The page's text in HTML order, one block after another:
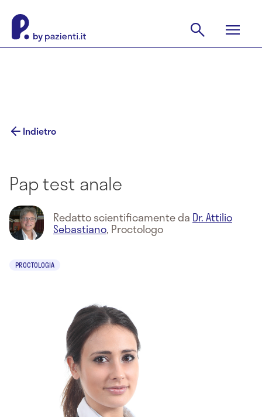
Indietro
Pap test anale
Redatto scientificamente da Dr. Attilio
Sebastiano, Proctologo
PROCTOLOGIA